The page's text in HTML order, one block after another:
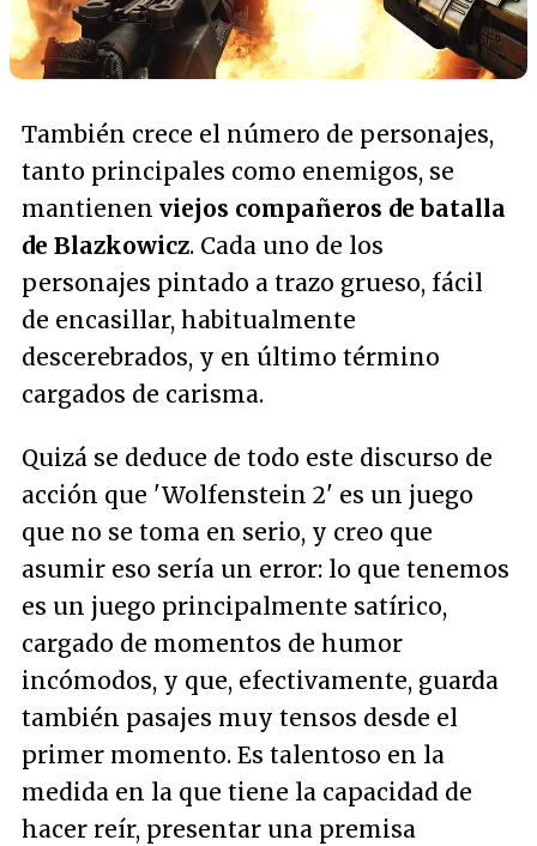
También crece el número de personajes,
tanto principales como enemigos, se
mantienen viejos compañeros de batalla
de Blazkowicz. Cada uno de los
personajes pintado a trazo grueso, fácil
de encasillar, habitualmente
descerebrados, y en último término
cargados de carisma.
Quizá se deduce de todo este discurso de
acción que 'Wolfenstein 2' es un juego
que no se toma en serio, y creo que
asumir eso sería un error: lo que tenemos
es un juego principalmente satírico,
cargado de momentos de humor
incómodos, y que, efectivamente, guarda
también pasajes muy tensos desde el
primer momento. Es talentoso en la
medida en la que tiene la capacidad de
hacer reír, presentar una premisa